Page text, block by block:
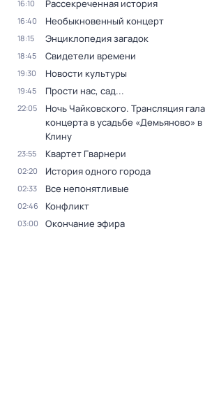
16:10 Рассекреченная история
16:40 Необыкновенный концерт
18:15 Энциклопедия загадок
18:45 Свидетели времени
19:30 Новости культуры
19:45 Прости нас, сад...
22:05
Ночь Чайковского. Трансляция
концерта в усадьбе «Демьяново» в
Клину
23:55 Квартет Гварнери
02:20 История одного города
02:33 Все непонятливые
02:46 Конфликт
03:00 Окончание эфира